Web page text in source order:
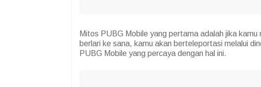
Mitos PUBG Mobile yang pertama adalah jika
berlari ke sana, kamu akan berteleportasi melalui
PUBG Mobile yang percaya dengan hal ini.